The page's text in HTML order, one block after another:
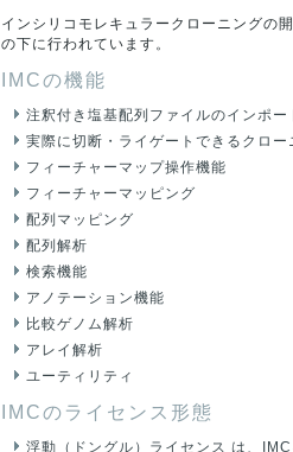
インシリコモレキュラークローニングの
の下に行われています。
IMCの機能
注釈付き塩基配列ファイルのインポー
実際に切断・ライゲートできるクロー
フィーチャーマップ操作機能
フィーチャーマッピング
配列マッピング
配列解析
検索機能
アノテーション機能
比較ゲノム解析
アレイ解析
ユーティリティ
IMCのライセンス形態
浮動（ドングル）ライセンス は、